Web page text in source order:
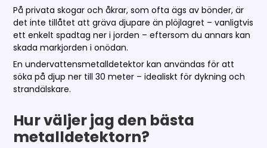
På privata skogar och åkrar, som ofta ägs av bönder, är
det inte tillåtet att gräva djupare än plöjlagret – vanligtvis
ett enkelt spadtag ner i jorden – eftersom du annars kan
skada markjorden i onödan.
En undervattensmetalldetektor kan användas för att
söka på djup ner till 30 meter – idealiskt för dykning och
strandälskare.
Hur väljer jag den bästa
metalldetektorn?